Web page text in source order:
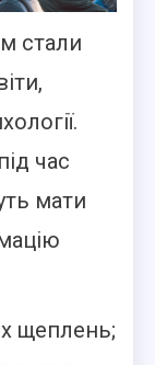
стали
час
мати
щеплень;